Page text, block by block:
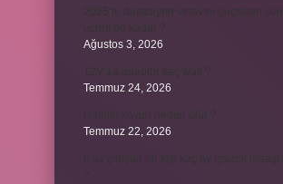
Ağustos 3, 2026
Temmuz 24, 2026
Temmuz 22, 2026